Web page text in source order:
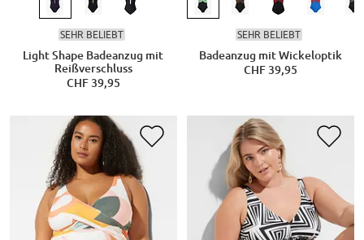
SEHR BELIEBT
Light Shape Badeanzug mit
Reißverschluss
CHF 39,95
SEHR BELIEBT
Badeanzug mit Wickeloptik
CHF 39,95